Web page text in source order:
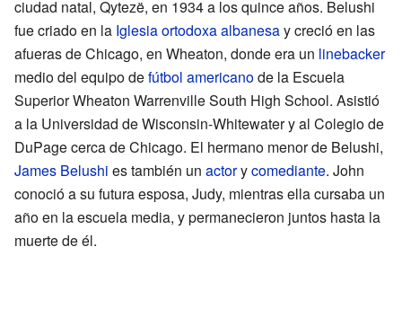
ciudad natal, Qytezë, en 1934 a los quince años. Belushi
fue criado en la Iglesia ortodoxa albanesay creció en las
afueras de Chicago, en Wheaton, donde era un linebacker
medio del equipo defútbol americanode la Escuela
Superior Wheaton Warrenville South High School. Asistió
a la Universidad de Wisconsin-Whitewater y al Colegio de
DuPage cerca de Chicago. El hermano menor de Belushi,
James Belushi es también un actorycomediante. John
conoció a su futura esposa, Judy, mientras ella cursaba un
año en la escuela media, y permanecieron juntos hasta la
muerte de él.